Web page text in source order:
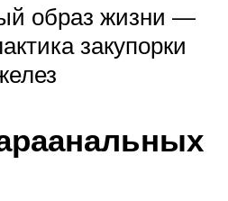
образ жизни —
закупорки